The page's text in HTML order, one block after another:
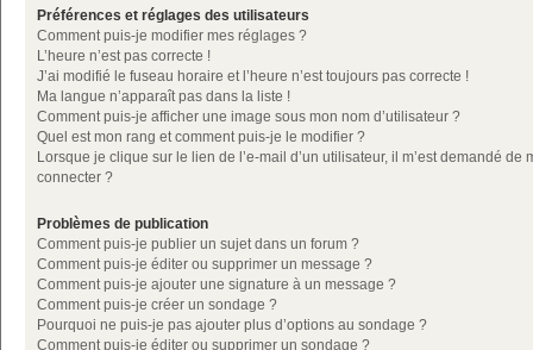
Préférences et réglages des utilisateurs
Comment puis-je modifier mes réglages ?
L’heure n’est pas correcte !
J’ai modifié le fuseau horaire et l’heure n’est toujours pas correcte !
Ma langue n’apparaît pas dans la liste !
Comment puis-je afficher une image sous mon nom d’utilisateur ?
Quel est mon rang et comment puis-je le modifier ?
Lorsque je clique sur le lien de l’e-mail d’un utilisateur, il m’est demandé de
connecter ?
Problèmes de publication
Comment puis-je publier un sujet dans un forum ?
Comment puis-je éditer ou supprimer un message ?
Comment puis-je ajouter une signature à un message ?
Comment puis-je créer un sondage ?
Pourquoi ne puis-je pas ajouter plus d’options au sondage ?
Comment puis-je éditer ou supprimer un sondage ?